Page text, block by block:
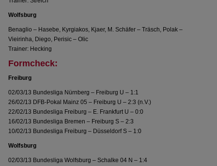
Wolfsburg
Benaglio – Hasebe, Kyrgiakos, Kjaer, M. Schäfer – Träsch, Polak –
Vieirinha, Diego, Perisic – Olic
Trainer: Hecking
Formcheck:
Freiburg
02/03/13 Bundesliga Nürnberg – Freiburg U – 1:1
26/02/13 DFB-Pokal Mainz 05 – Freiburg U – 2:3 (n.V.)
22/02/13 Bundesliga Freiburg – E. Frankfurt U – 0:0
16/02/13 Bundesliga Bremen – Freiburg S – 2:3
10/02/13 Bundesliga Freiburg – Düsseldorf S – 1:0
Wolfsburg
02/03/13 Bundesliga Wolfsburg – Schalke 04 N – 1:4